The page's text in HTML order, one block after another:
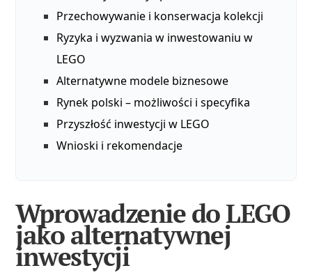
Przechowywanie i konserwacja kolekcji
Ryzyka i wyzwania w inwestowaniu w
LEGO
Alternatywne modele biznesowe
Rynek polski – możliwości i specyfika
Przyszłość inwestycji w LEGO
Wnioski i rekomendacje
Wprowadzenie do LEGO
jako alternatywnej
inwestycji